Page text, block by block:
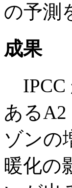
の予測
成果
IPCC
ある
ゾンの
暖化の